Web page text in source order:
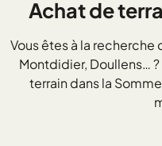
Achat de
Vous êtes à la recherche
Montdidier, Doullens…
terrain dans la